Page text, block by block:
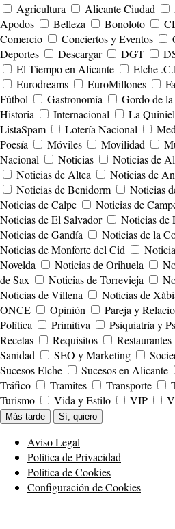
Agricultura
Alicante Ciudad
Apodos
Belleza Bonoloto
Comercio
Conciertos y Eventos
Deportes
Descargar DGT
El Tiempo en Alicante
Elche
Eurodreams
EuroMillones
Fútbol
Gastronomía Gordo de
Historia
Internacional La
ListaSpam
Lotería Nacional
Poesía
Móviles Movilidad
Nacional
Noticias Noticias de
Noticias de Altea
Noticias de
Noticias de Benidorm
Noticias
Noticias de Calpe
Noticias de
Noticias de El Salvador
Noticias de
Noticias de Gandía
Noticias de la
Noticias de Monforte del Cid
Novelda
Noticias de Orihuela
de Sax
Noticias de Torrevieja
Noticias de Villena
Noticias de
ONCE
Opinión Pareja y
Política
Primitiva Psiquiatría y
Recetas
Requisitos
Sanidad
SEO y Marketing
Sucesos Elche
Sucesos en Alicante
Tráfico
Tramites Transporte
Turismo
Vida y Estilo VIP
Más tarde Sí, quiero
Aviso Legal
Política de Privacidad
Política de Cookies
Configuración de Cookies